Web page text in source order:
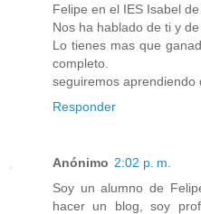
Felipe en el IES Isabel de
Nos ha hablado de ti y de
Lo tienes mas que
completo.
seguiremos aprendiendo
Responder
Anónimo 2:02 p. m.
Soy un alumno de
hacer un blog, soy